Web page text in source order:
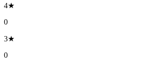
4★
0
3★
0